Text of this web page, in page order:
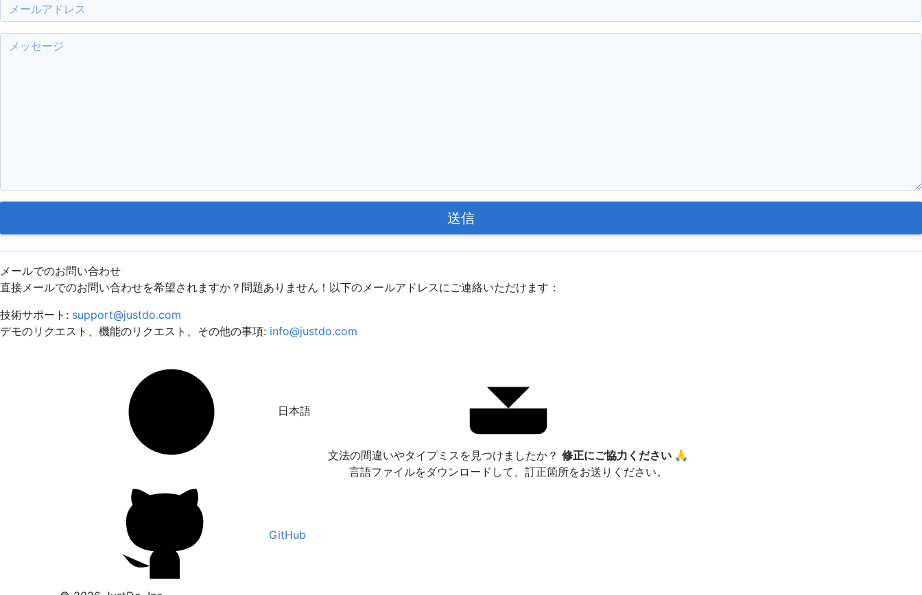
送信
メールでのお問い合わせ
直接メールでのお問い合わせを希望されますか？問題ありません！以下のメールアドレスにご連絡いただけます：
技術サポート: support@justdo.com
デモのリクエスト、機能のリクエスト、その他の事項: info@justdo.com
日本語
文法の間違いやタイプミスを見つけましたか？ 修正にご協力ください 🙏
言語ファイルをダウンロードして、訂正箇所をお送りください。
GitHub